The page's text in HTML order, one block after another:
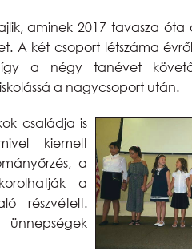
aminek 2017 tavasza
A két csoport létszáma
így a négy tanévet
a nagycsoport után.
családja is
kiemelt
a
a
részvételt.